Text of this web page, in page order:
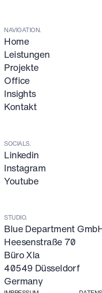
NAVIGATION.
Home
Leistungen
Projekte
Office
Insights
Kontakt
STUDIO.
Blue Department
Heesenstraße 70
Büro XIa
40549 Düsseldorf
Germany
SOCIALS.
Linkedin
Instagram
Youtube